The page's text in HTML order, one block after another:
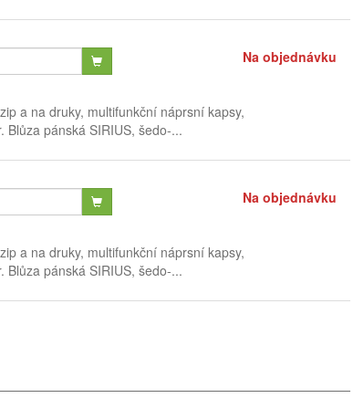
Na objednávku
a na druky, multifunkční náprsní kapsy,
pánská SIRIUS, šedo-...
Na objednávku
a na druky, multifunkční náprsní kapsy,
pánská SIRIUS, šedo-...